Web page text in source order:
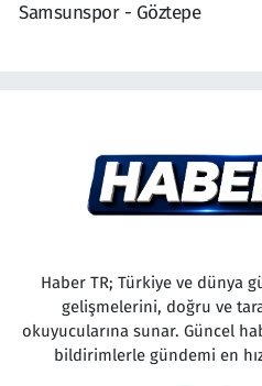
Samsunspor - Göztepe
Haber TR; Türkiye ve dünya
gelişmelerini, doğru ve
okuyucularına sunar. Güncel
bildirimlerle gündemi en